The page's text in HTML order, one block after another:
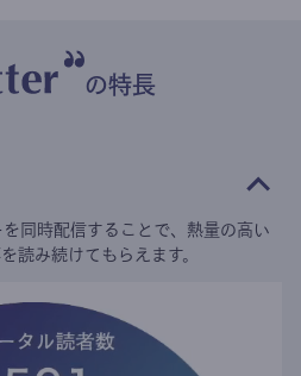
の特長
同時配信することで、熱量の高い
読み続けてもらえます。